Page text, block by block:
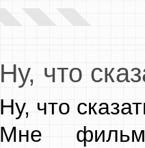
Ну, что
Ну, что
Мне